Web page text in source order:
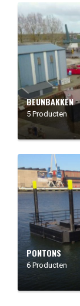
BEUNBAKKEN
5 Producten
PONTONS
6 Producten